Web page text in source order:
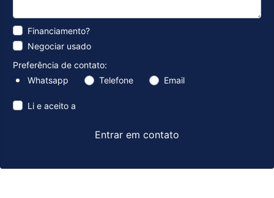
Financiamento?
Negociar usado
Preferência de contato:
Whatsapp
Telefone Email
Li e aceito a
Entrar em contato